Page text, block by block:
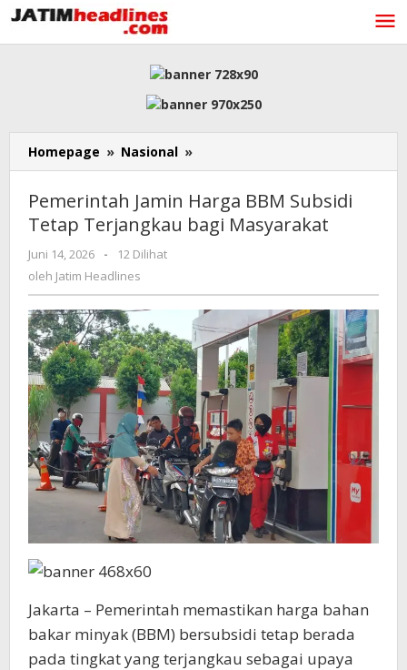
Lewati
ke
konten
Homepage » Nasional »
Jamin
BBM
Subsidi
Pemerintah Jamin Harga BBM Subsidi
Tetap Terjangkau bagi Masyarakat
Juni 14, 2026
oleh
Jatim
-
12 Dilihat
oleh Jatim Headlines
Jakarta – Pemerintah memastikan harga bahan
bakar minyak (BBM) bersubsidi tetap berada
pada tingkat yang terjangkau sebagai upaya